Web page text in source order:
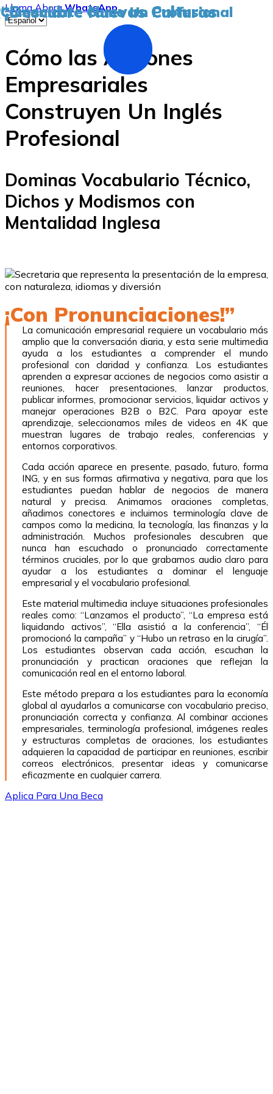
Llama AhoraWhatsApp
Cómo las Acciones
Empresariales
Construyen Un Inglés
Profesional
Dominas Vocabulario Técnico,
Dichos y Modismos con
Mentalidad Inglesa
¡Con Pronunciaciones!”
La comunicación empresarial requiere un vocabulario más
amplio que la conversación diaria, y esta serie multimedia
ayuda a los estudiantes a comprender el mundo
profesional con claridad y confianza. Los estudiantes
aprenden a expresar acciones de negocios como asistir a
reuniones, hacer presentaciones, lanzar productos,
publicar informes, promocionar servicios, liquidar activos y
manejar operaciones B2B o B2C. Para apoyar este
aprendizaje, seleccionamos miles de videos en 4K que
muestran lugares de trabajo reales, conferencias y
entornos corporativos.
Cada acción aparece en presente, pasado, futuro, forma
ING, y en sus formas afirmativa y negativa, para que los
estudiantes puedan hablar de negocios de manera
natural y precisa. Animamos oraciones completas,
añadimos conectores e incluimos terminología clave de
campos como la medicina, la tecnología, las finanzas y la
administración. Muchos profesionales descubren que
nunca han escuchado o pronunciado correctamente
términos cruciales, por lo que grabamos audio claro para
ayudar a los estudiantes a dominar el lenguaje
empresarial y el vocabulario profesional.
Este material multimedia incluye situaciones profesionales
reales como: “Lanzamos el producto”, “La empresa está
liquidando activos”, “Ella asistió a la conferencia”, “Él
promocionó la campaña” y “Hubo un retraso en la cirugía”.
Los estudiantes observan cada acción, escuchan la
pronunciación y practican oraciones que reflejan la
comunicación real en el entorno laboral.
Este método prepara a los estudiantes para la economía
global al ayudarlos a comunicarse con vocabulario preciso,
pronunciación correcta y confianza. Al combinar acciones
empresariales, terminología profesional, imágenes reales
y estructuras completas de oraciones, los estudiantes
adquieren la capacidad de participar en reuniones, escribir
correos electrónicos, presentar ideas y comunicarse
eficazmente en cualquier carrera.
Aplica Para Una Beca
Como Un Profesional
Nuevas Culturas